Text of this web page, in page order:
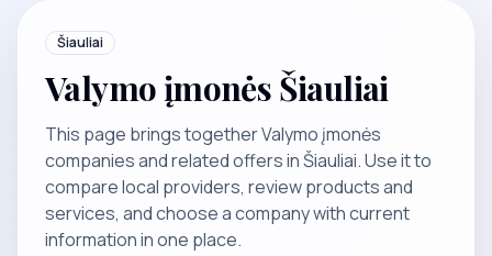
Šiauliai
Valymo įmonės Šiauliai
This page brings together Valymo įmonės
companies and related offers in Šiauliai. Use it to
compare local providers, review products and
services, and choose a company with current
information in one place.